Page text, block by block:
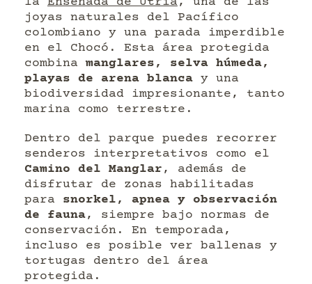
joyas naturales del Pacífico
colombiano y una parada imperdible
en el Chocó. Esta área protegida
combina manglares, selva húmeda,
playas de arena blanca y una
biodiversidad impresionante, tanto
marina como terrestre.
Dentro del parque puedes recorrer
senderos interpretativos como el
Camino del Manglar , además de
disfrutar de zonas habilitadas
para snorkel, apnea y observación
de fauna, siempre bajo normas de
conservación. En temporada,
incluso es posible ver ballenas y
tortugas dentro del área
protegida.